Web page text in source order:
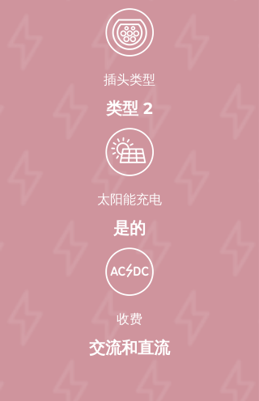
插头类型
类型 2
太阳能充电
是的
收费
交流和直流